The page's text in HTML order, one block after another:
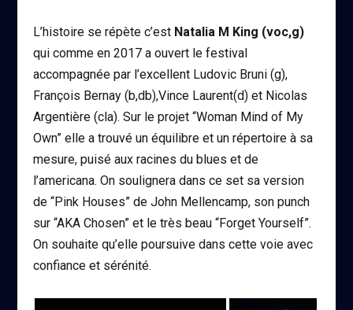
L’histoire se répète c’est Natalia M King (voc,g)
qui comme en 2017 a ouvert le festival
accompagnée par l’excellent Ludovic Bruni (g),
François Bernay (b,db),Vince Laurent(d) et Nicolas
Argentière (cla). Sur le projet “Woman Mind of My
Own” elle a trouvé un équilibre et un répertoire à sa
mesure, puisé aux racines du blues et de
l’americana. On soulignera dans ce set sa version
de “Pink Houses” de John Mellencamp, son punch
sur “AKA Chosen” et le très beau “Forget Yourself”.
On souhaite qu’elle poursuive dans cette voie avec
confiance et sérénité.